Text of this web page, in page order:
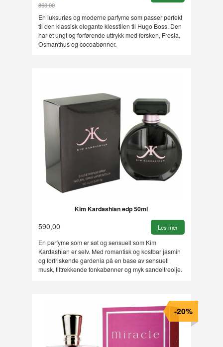
860,00
Rabatt
En luksuriøs og moderne parfyme som passer perfekt
til den klassisk elegante klesstilen til Hugo Boss. Den
har et ungt og forførende uttrykk med fersken, Fresia,
Osmanthus og cocoabønner.
Kim Kardashian edp 50ml
590,00 Les mer
En parfyme som er søt og sensuell som Kim
Kardashian er selv. Med romantisk og kostbar jasmin
og forfriskende gardenia på en base av sensuell
musk, tiltrekkende tonkabønner og myk sandeltreolje.
-20%